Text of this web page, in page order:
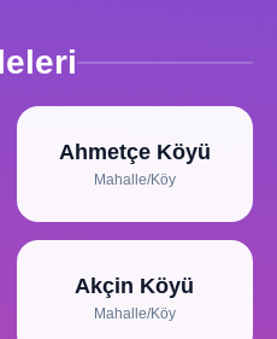
Ahmetçe Köyü
Mahalle/Köy
Akçin Köyü
Mahalle/Köy